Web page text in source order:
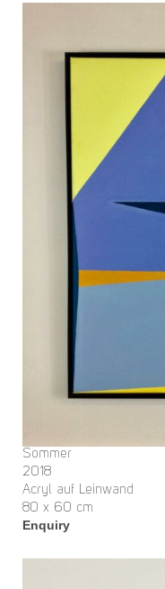
Sommer
2018
Acryl auf Leinwand
80 x 60 cm
Enquiry